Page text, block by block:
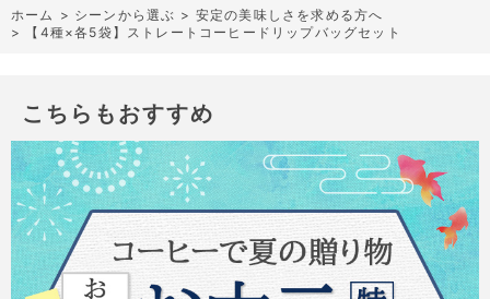
ホーム > シーンから選ぶ > 安定の美味しさを求める方へ
>
【4種×各5袋】ストレートコーヒードリップバッグセット
こちらもおすすめ